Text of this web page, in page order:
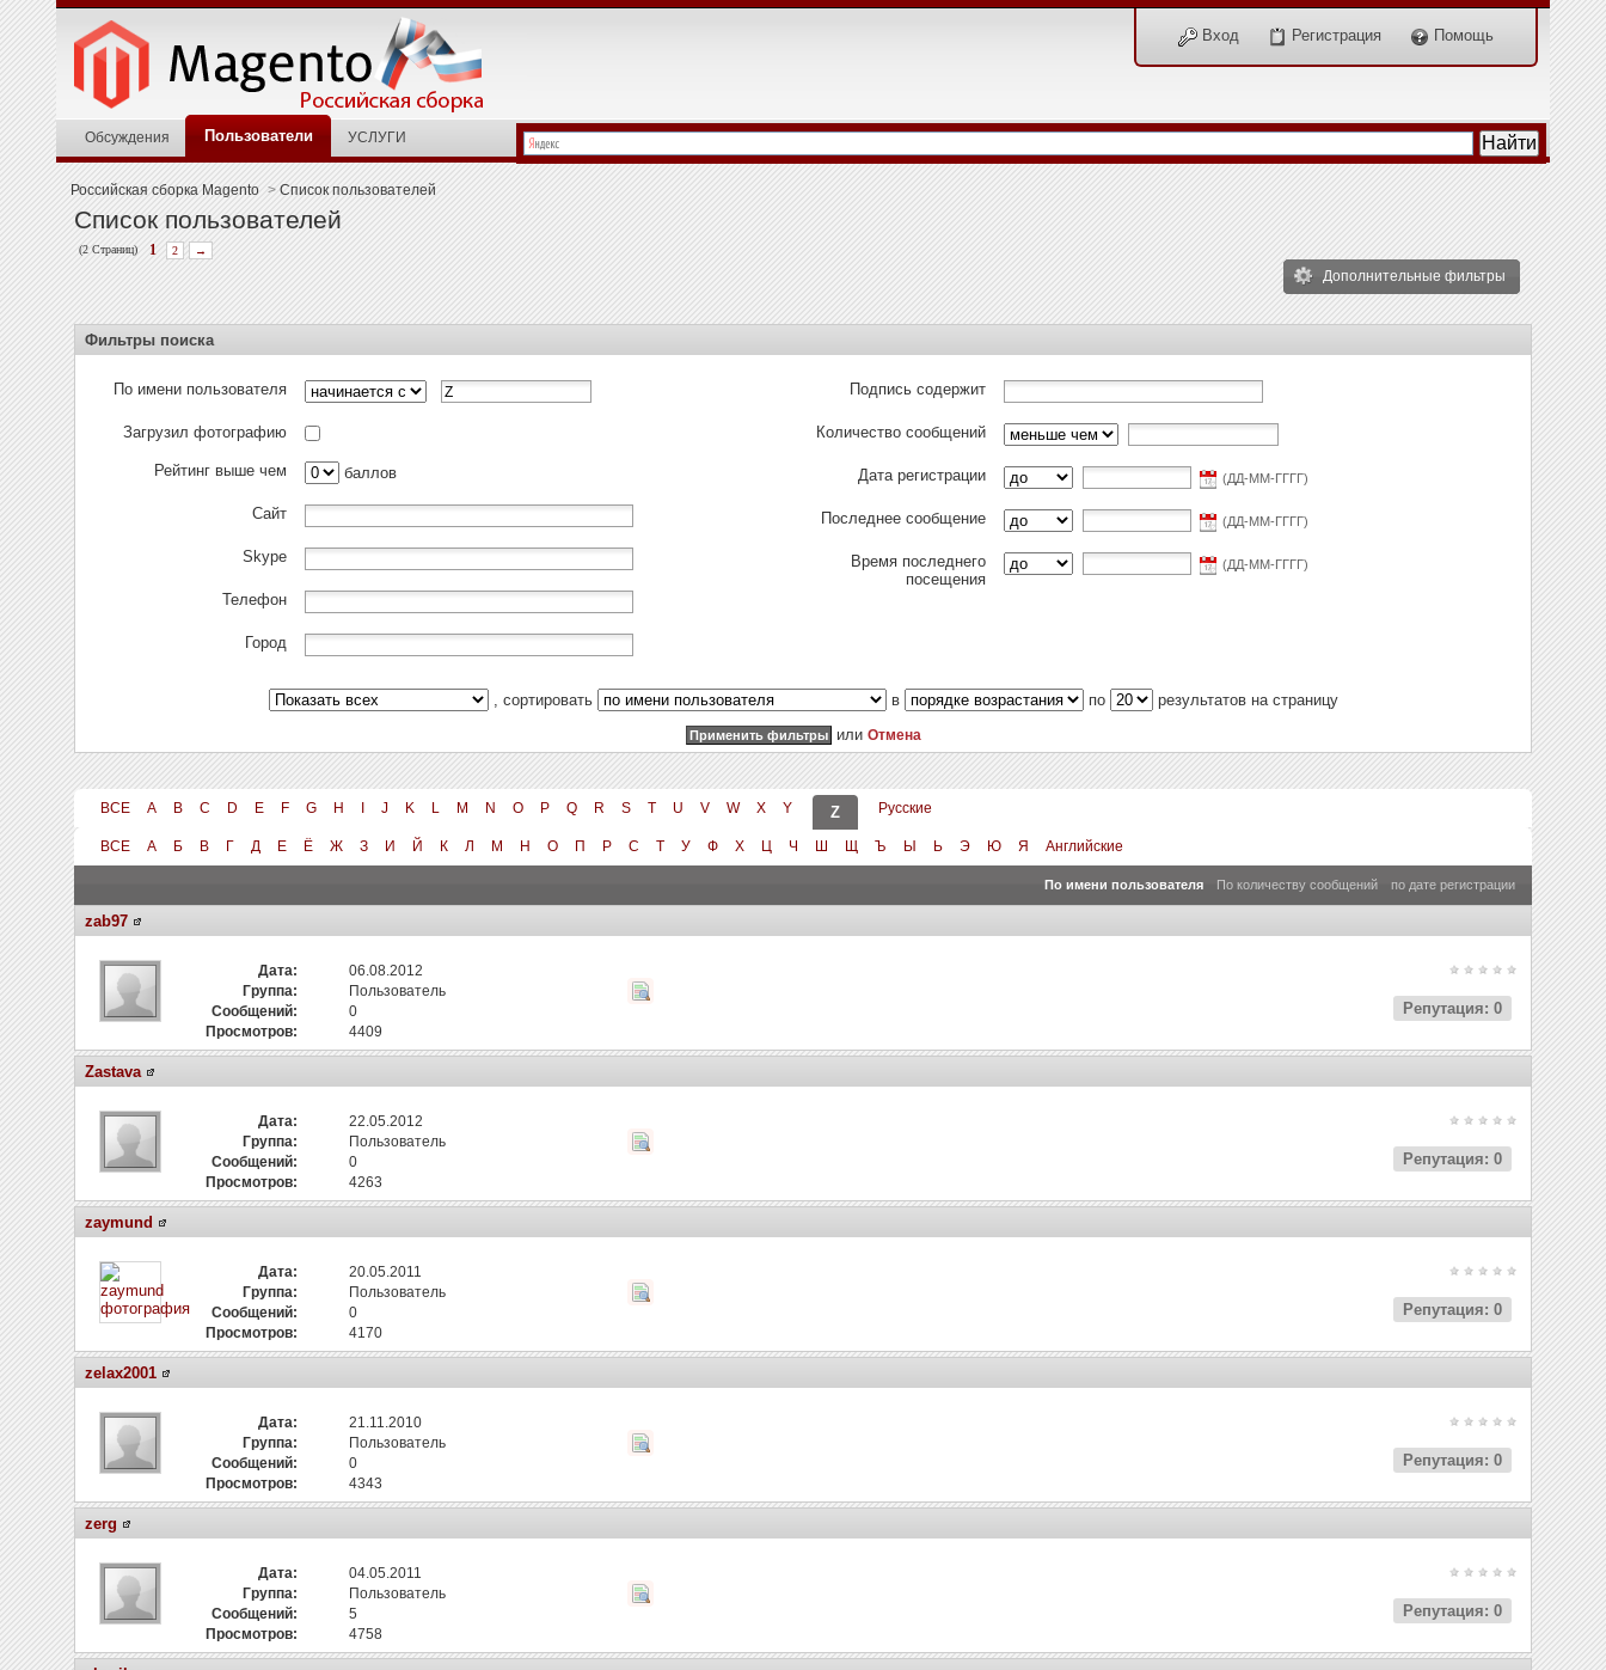
Вход Регистрация Помощь
Обсуждения Пользователи УСЛУГИ
Российская сборка Magento > Список пользователей
Список пользователей
(2 Страниц) 1 2 →
Дополнительные фильтры
Фильтры поиска
По имени пользователя
Загрузил фотографию
Рейтинг выше чем баллов
Сайт
Skype
Телефон
Город
Подпись содержит
Количество сообщений
Дата регистрации (ДД-ММ-ГГГГ)
Последнее сообщение (ДД-ММ-ГГГГ)
Время последнего
посещения
(ДД-ММ-ГГГГ)
, сортировать в по
результатов на страницу
или Отмена
ВСЕ A B C D E F G H J K M N O P Q R S T U V W X Y Z Русские
ВСЕ А Б В Г Д Е Ё Ж З И Й К Л М Н О П Р С Т У Ф Х Ч Ъ Ы Ь Э Ю Я Английские
По имени пользователя По количеству сообщений по дате регистрации
zab97
Дата:
06.08.2012
Группа:
Пользователь
Сообщений:
0
Просмотров:
4409
Репутация: 0
Zastava
Дата:
22.05.2012
Группа:
Пользователь
Сообщений:
0
Просмотров:
4263
Репутация: 0
zaymund
Дата:
20.05.2011
Группа:
Пользователь
Сообщений:
0
Просмотров:
4170
Репутация: 0
zelax2001
Дата:
21.11.2010
Группа:
Пользователь
Сообщений:
0
Просмотров:
4343
Репутация: 0
zerg
Дата:
04.05.2011
Группа:
Пользователь
Сообщений:
5
Просмотров:
4758
Репутация: 0